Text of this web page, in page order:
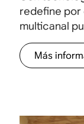
redefine por
multicanal
Más